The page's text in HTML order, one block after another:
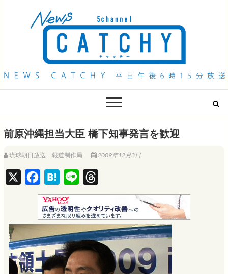
QAB NEWS Headline
前原沖縄担当大臣 橋下知事発言を歓迎
琉球朝日放送 報道制作局 2009年12月3日
a
c
e
b
o
o
H
a
t
e
n
a
i
n
e
h
r
e
a
d
s